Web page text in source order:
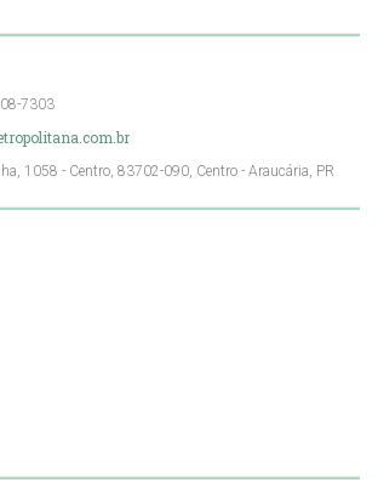
7303
1058 - Centro, 83702-090, Centro - Araucária, PR